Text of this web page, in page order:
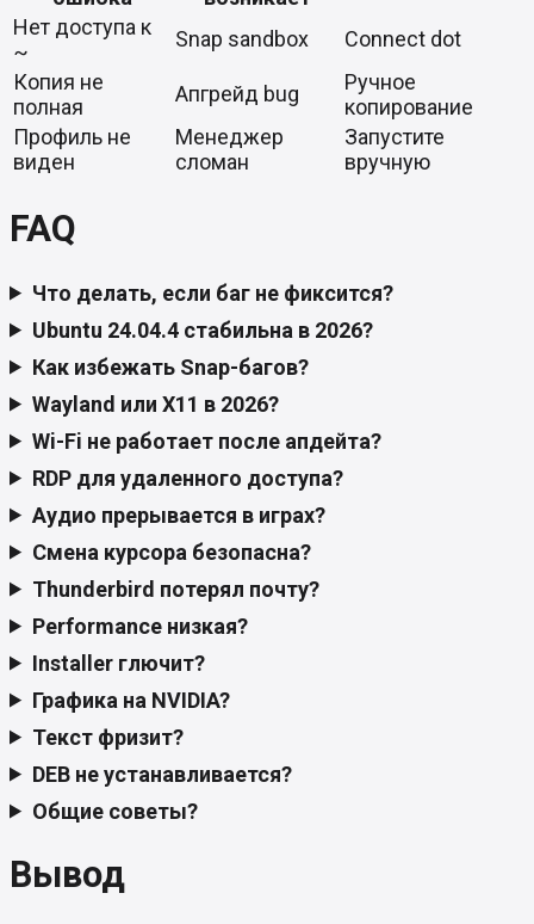
Нет доступа к
~
Snap sandbox
Connect dot
Копия не
полная
Апгрейд bug
Ручное
копирование
Профиль не
виден
Менеджер
сломан
Запустите
вручную
FAQ
Что делать, если баг не фиксится?
Ubuntu 24.04.4 стабильна в 2026?
Как избежать Snap-багов?
Wayland или X11 в 2026?
Wi-Fi не работает после апдейта?
RDP для удаленного доступа?
Аудио прерывается в играх?
Смена курсора безопасна?
Thunderbird потерял почту?
Performance низкая?
Installer глючит?
Графика на NVIDIA?
Текст фризит?
DEB не устанавливается?
Общие советы?
Вывод